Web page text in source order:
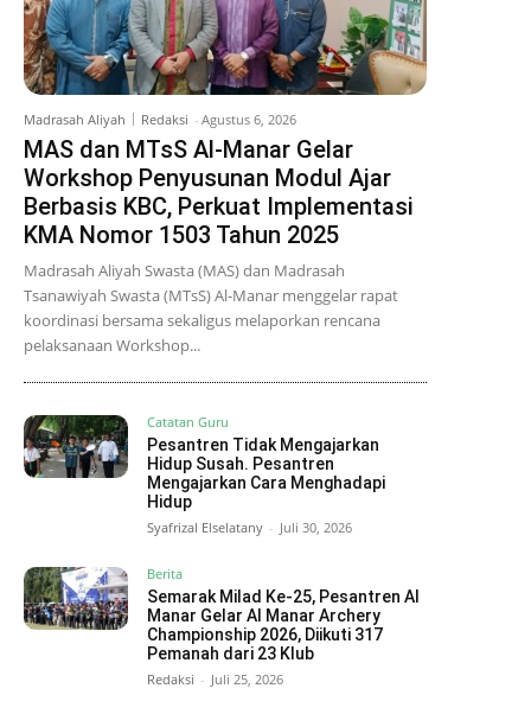
Madrasah Aliyah Redaksi - Agustus 6, 2026
MAS dan MTsS Al-Manar Gelar
Workshop Penyusunan Modul Ajar
Berbasis KBC, Perkuat Implementasi
KMA Nomor 1503 Tahun 2025
Madrasah Aliyah Swasta (MAS) dan Madrasah
Tsanawiyah Swasta (MTsS) Al-Manar menggelar rapat
koordinasi bersama sekaligus melaporkan rencana
pelaksanaan Workshop...
Catatan Guru
Pesantren Tidak Mengajarkan
Hidup Susah. Pesantren
Mengajarkan Cara Menghadapi
Hidup
Syafrizal Elselatany - Juli 30, 2026
Berita
Semarak Milad Ke-25, Pesantren Al
Manar Gelar Al Manar Archery
Championship 2026, Diikuti 317
Pemanah dari 23 Klub
Redaksi - Juli 25, 2026